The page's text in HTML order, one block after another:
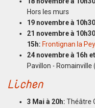
Hors les murs
19 novembre à
21 novembre à
15h: Frontignan la
24 novembre à 16h
Pavillon - Romainville
Lichen
3 Mai à 20h: Théâtre